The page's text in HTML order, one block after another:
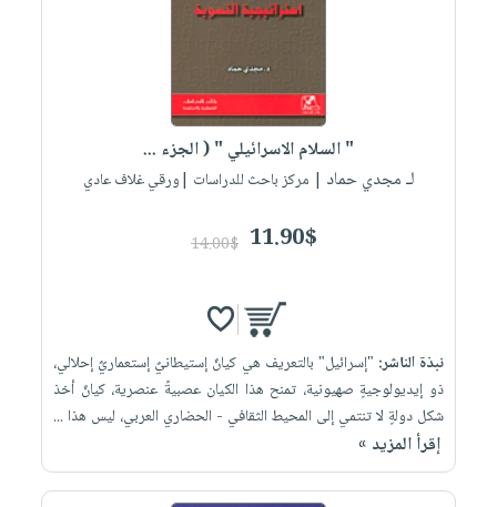
" السلام الاسرائيلي " ( الجزء ...
لـ مجدي حماد | مركز باحث للدراسات |ورقي غلاف عادي
11.90$
14.00$
نبذة الناشر: "إسرائيل" بالتعريف هي كيانٌ إستيطانيٌ إستعماريٌ إحلالي،
ذو إيديولوجيةٍ صهيونية، تمنح هذا الكيان عصبيةً عنصرية، كيانٌ أخذ
شكل دولةٍ لا تنتمي إلى المحيط الثقافي - الحضاري العربي، ليس هذا ...
إقرأ المزيد »